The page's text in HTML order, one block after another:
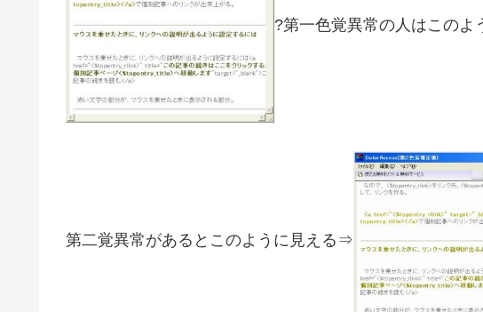
?第一色覚異常の人はこのよ
第二覚異常があるとこのように見える⇒